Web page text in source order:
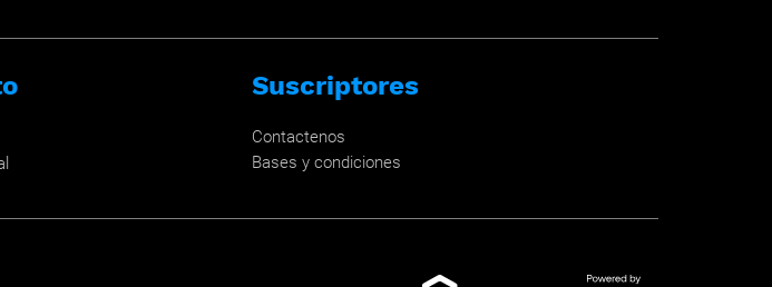
Suscriptores
Contactenos
Bases y condiciones